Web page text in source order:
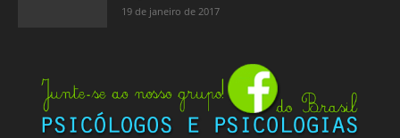
19 de janeiro de 2017